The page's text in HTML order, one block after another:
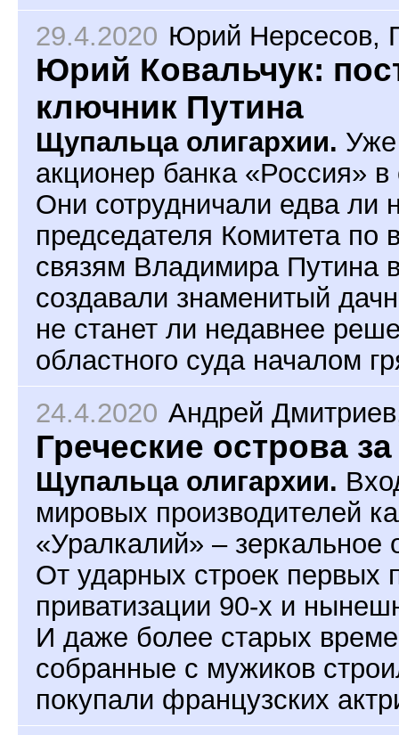
29.4.2020 Юрий Нерсесов,
Юрий Ковальчук:
ключник Путина
Щупальца олигархии. Уже
акционер банка «Россия»
Они сотрудничали едва ли
председателя Комитета по
связям Владимира Путина
создавали знаменитый
не станет ли недавнее
областного суда началом
24.4.2020 Андрей Дмитриев
Греческие острова
Щупальца олигархии.
мировых производителей
«Уралкалий» – зеркальное
От ударных строек первых
приватизации 90-х и
И даже более старых
собранные с мужиков
покупали французских